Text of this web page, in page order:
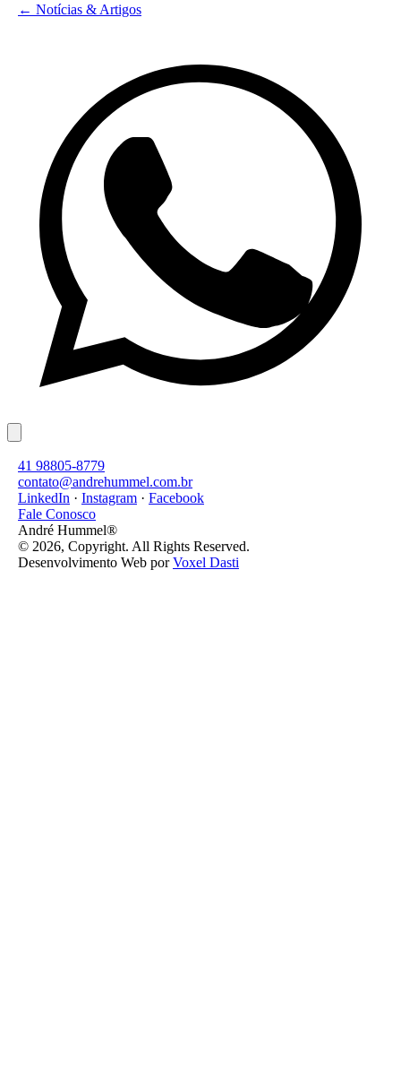
← Notícias & Artigos
41 98805-8779
contato@andrehummel.com.br
LinkedIn · Instagram · Facebook
Fale Conosco
André Hummel®
© 2026, Copyright. All Rights Reserved.
Desenvolvimento Web porVoxel Dasti